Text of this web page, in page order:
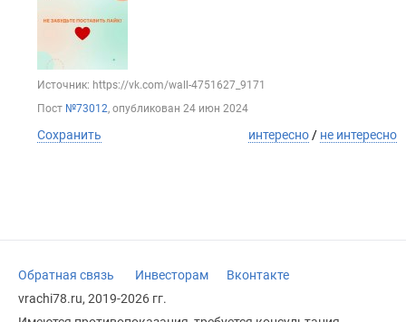
Источник: https://vk.com/wall-4751627_9171
Пост №73012, опубликован 24 июн 2024
Сохранить интересно / не интересно
Обратная связь Инвесторам
Вконтакте
vrachi78.ru, 2019-2026 гг.